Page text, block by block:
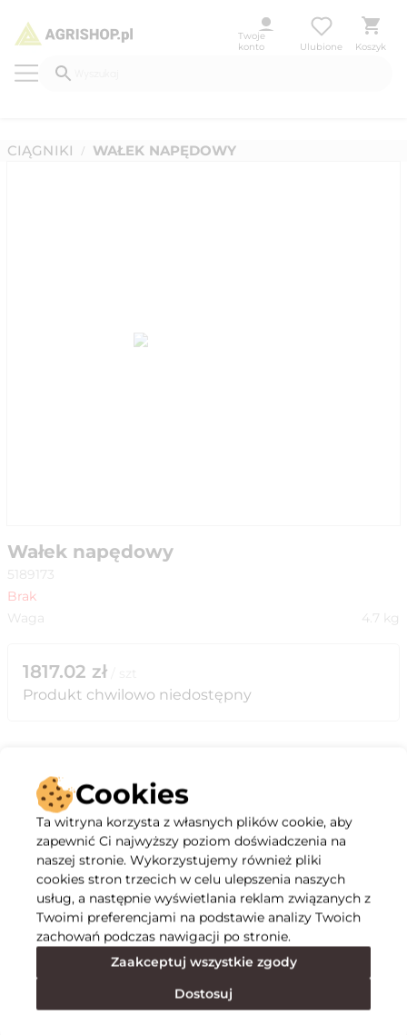
Twoje
konto
Ulubione Koszyk
CIĄGNIKI / WAŁEK NAPĘDOWY
Wałek napędowy
5189173
Brak
Waga
4.7 kg
1817.02 zł
Produkt chwilowo niedostępny
Opis
Specyfikacja
Polecane
Cookies
Ta witryna korzysta z własnych plików cookie, aby
zapewnić Ci najwyższy poziom doświadczenia na
naszej stronie. Wykorzystujemy również pliki
cookies stron trzecich w celu ulepszenia naszych
usług, a następnie wyświetlania reklam związanych z
Twoimi preferencjami na podstawie analizy Twoich
zachowań podczas nawigacji po stronie.
Zaakceptuj wszystkie zgody
Dostosuj